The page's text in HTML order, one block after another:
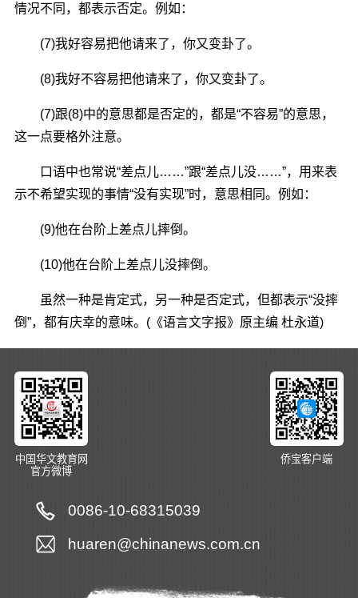
情况不同，都表示否定。例如：
(7)我好容易把他请来了，你又变卦了。
(8)我好不容易把他请来了，你又变卦了。
(7)跟(8)中的意思都是否定的，都是“不容易”的意思，
这一点要格外注意。
口语中也常说“差点儿……”跟“差点儿没……”，用来表
示不希望实现的事情“没有实现”时，意思相同。例如：
(9)他在台阶上差点儿摔倒。
(10)他在台阶上差点儿没摔倒。
虽然一种是肯定式，另一种是否定式，但都表示“没摔
倒”，都有庆幸的意味。(《语言文字报》原主编 杜永道)
中国华文教育网
官方微博
侨宝客户端
0086-10-68315039
huaren@chinanews.com.cn